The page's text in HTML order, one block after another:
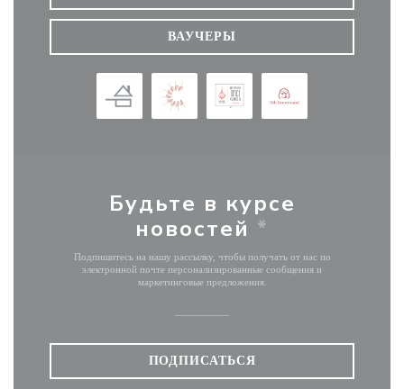
ВАУЧЕРЫ
Будьте в курсе
новостей *
Подпишитесь на нашу рассылку, чтобы получать от нас по
электронной почте персонализированные сообщения и
маркетинговые предложения.
ПОДПИСАТЬСЯ